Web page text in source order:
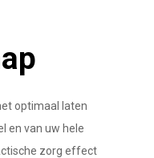
optimaal laten
en van uw hele
zorg effect